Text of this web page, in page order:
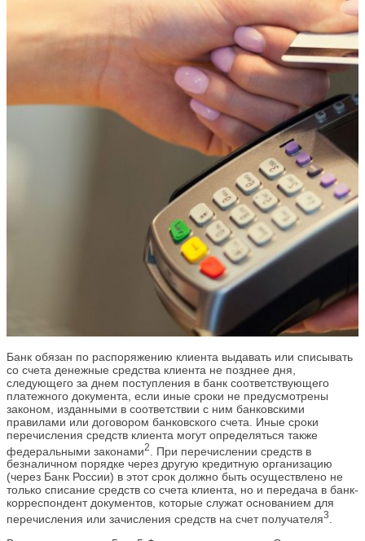
Банк обязан по распоряжению клиента выдавать или списывать
со счета денежные средства клиента не позднее дня,
следующего за днем поступления в банк соответствующего
платежного документа, если иные сроки не предусмотрены
законом, изданными в соответствии с ним банковскими
правилами или договором банковского счета. Иные сроки
перечисления средств клиента могут определяться также
федеральными законами2
. При перечислении средств в
безналичном порядке через другую кредитную организацию
(через Банк России) в этот срок должно быть осуществлено не
только списание средств со счета клиента, но и передача в банк-
корреспондент документов, которые служат основанием для
перечисления или зачисления средств на счет получателя3